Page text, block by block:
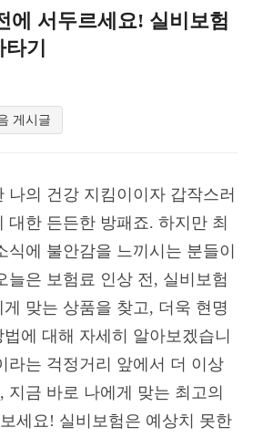
에 서두르세요! 실비보험
기
게시글
나의 건강 지킴이이자 갑작스러
대한 든든한 방패죠. 하지만 최
식에 불안감을 느끼시는 분들이
늘은 보험료 인상 전, 실비보험
맞는 상품을 찾고, 더욱 현명
에 대해 자세히 알아보겠습니
라는 걱정거리 앞에서 더 이상
지금 바로 나에게 맞는 최고의
세요! 실비보험은 예상치 못한